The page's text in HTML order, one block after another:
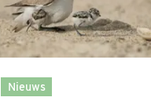
Nieuws